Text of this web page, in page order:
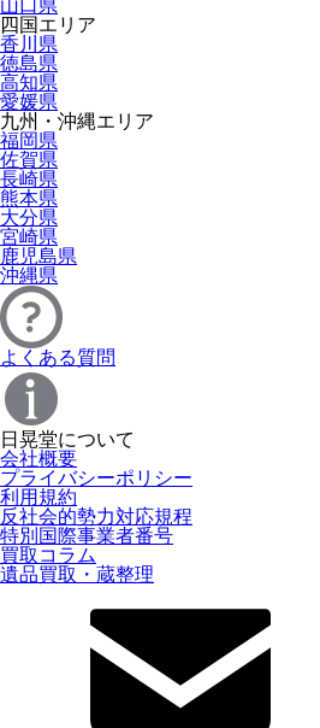
山口県
四国エリア
香川県
徳島県
高知県
愛媛県
九州・沖縄エリア
福岡県
佐賀県
長崎県
熊本県
大分県
宮崎県
鹿児島県
沖縄県
よくある質問
日晃堂について
会社概要
プライバシーポリシー
利用規約
反社会的勢力対応規程
特別国際事業者番号
買取コラム
遺品買取・蔵整理